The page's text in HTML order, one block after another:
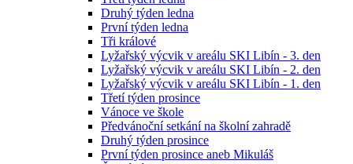
Druhý týden ledna
První týden ledna
Tři králové
Lyžařský výcvik v areálu SKI Libín - 3. den
Lyžařský výcvik v areálu SKI Libín - 2. den
Lyžařský výcvik v areálu SKI Libín - 1. den
Třetí týden prosince
Vánoce ve škole
Předvánoční setkání na školní zahradě
Druhý týden prosince
První týden prosince aneb Mikuláš